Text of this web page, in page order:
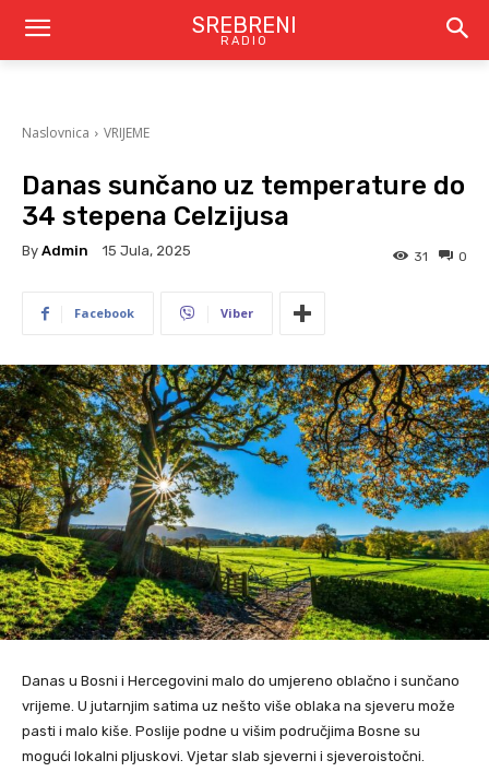
SREBRENI
RADIO
Naslovnica VRIJEME
Danas sunčano uz temperature do
34 stepena Celzijusa
By Admin 15 Jula, 2025 0
31
Facebook Viber
Danas u Bosni i Hercegovini malo do umjereno oblačno i sunčano
vrijeme. U jutarnjim satima uz nešto više oblaka na sjeveru može
pasti i malo kiše. Poslije podne u višim područjima Bosne su
mogući lokalni pljuskovi. Vjetar slab sjeverni i sjeveroistočni.